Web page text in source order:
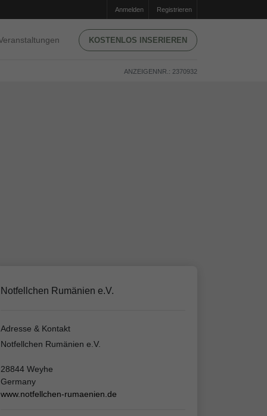
Anmelden Registrieren
KOSTENLOS INSERIEREN
ANZEIGENNR.: 2370932
Notfellchen Rumänien e.V.
Adresse & Kontakt
Notfellchen Rumänien e.V.
28844 Weyhe
Germany
www.notfellchen-rumaenien.de